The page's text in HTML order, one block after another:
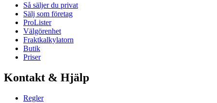
Så säljer du privat
Sälj som företag
ProLister
Välgörenhet
Fraktkalkylatorn
Butik
Priser
Kontakt & Hjälp
Regler